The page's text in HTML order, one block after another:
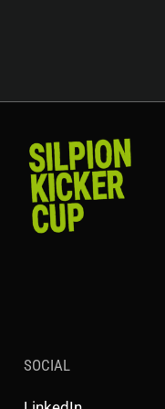
SOCIAL